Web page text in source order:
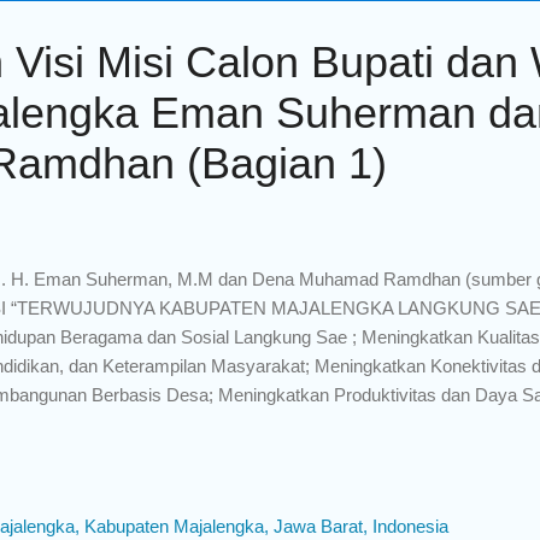
Visi Misi Calon Bupati dan
Eman Suherman
(Bagian 1)
H. Eman Suherman, M.M dan Dena Muhamad Ramdhan (sumber
“TERWUJUDNYA KABUPATEN MAJALENGKA LANGKUNG
Beragama dan Sosial Langkung Sae ; Meningkatkan
dan Keterampilan Masyarakat; Meningkatkan Konektivitas
Berbasis Desa; Meningkatkan Produktivitas dan Daya
Kabupaten Majalengka, Jawa Barat, Indonesia